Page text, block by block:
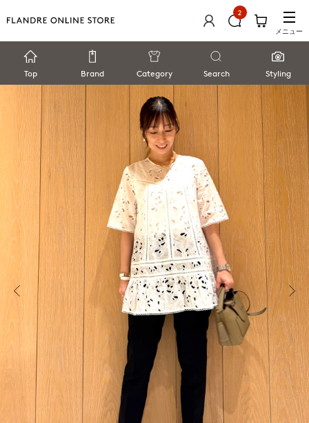
2
メニュー
Top Brand Category Search Styling